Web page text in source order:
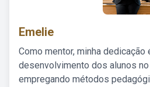
Emelie
Como mentor, minha dedicação
desenvolvimento dos alunos
empregando métodos